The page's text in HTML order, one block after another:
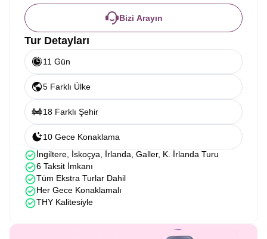
Bizi Arayın
Tur Detayları
11 Gün
5 Farklı Ülke
18 Farklı Şehir
10 Gece Konaklama
İngiltere, İskoçya, İrlanda, Galler, K. İrlanda Turu
6 Taksit İmkanı
Tüm Ekstra Turlar Dahil
Her Gece Konaklamalı
THY Kalitesiyle